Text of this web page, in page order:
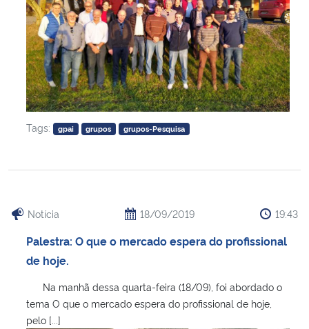
Ministério do Turismo
Ministério do Desenvolvimento Regional
Controladoria-Geral da União
Ministério da Mulher, da Família e dos Direitos Humanos
Gabinete de Segurança Institucional
Banco Central do Brasil
Tags: gpai grupos grupos-Pesquisa
Notícia 18/09/2019 19:43
Palestra: O que o mercado espera do profissional
de hoje.
Na manhã dessa quarta-feira (18/09), foi abordado o
tema O que o mercado espera do profissional de hoje,
pelo [...]